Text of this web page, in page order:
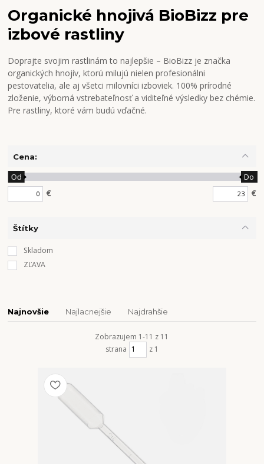
Organické hnojivá BioBizz pre
izbové rastliny
Doprajte svojim rastlinám to najlepšie – BioBizz je značka
organických hnojív, ktorú milujú nielen profesionálni
pestovatelia, ale aj všetci milovníci izboviek. 100% prírodné
zloženie, výborná vstrebateľnosť a viditeľné výsledky bez chémie.
Pre rastliny, ktoré vám budú vďačné.
Cena:
€
Od Do
€
Štítky
Skladom
ZĽAVA
Najnovšie Najlacnejšie Najdrahšie
Zobrazujem 1-11 z 11
strana
z 1